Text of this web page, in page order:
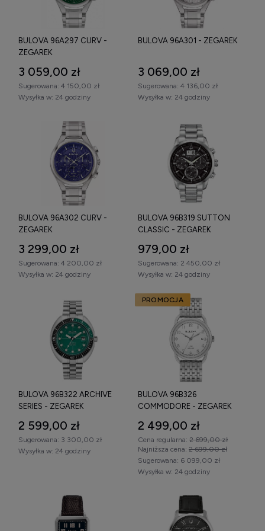
się z naszą pełną ofertą zegarków biżuteryjnych męskich.
Oferujemy fachowe doradztwo, szybką wysyłkę oraz
możliwość wygodnych zakupów online lub w naszym salonie
stacjonarnym.
BULOVA 96A297 CURV -
ZEGAREK
3 059,00 zł
Wysyłka w: 24 godziny
Sugerowana: 4 150,00 zł
BULOVA 96A301 - ZEGAREK
3 069,00 zł
Wysyłka w: 24 godziny
Sugerowana: 4 136,00 zł
BULOVA 96A302 CURV -
ZEGAREK
3 299,00 zł
Wysyłka w: 24 godziny
Sugerowana: 4 200,00 zł
BULOVA 96B319 SUTTON
CLASSIC - ZEGAREK
979,00 zł
Wysyłka w: 24 godziny
Sugerowana: 2 450,00 zł
BULOVA 96B322 ARCHIVE
SERIES - ZEGAREK
2 599,00 zł
Wysyłka w: 24 godziny
Sugerowana: 3 300,00 zł
BULOVA 96B326
COMMODORE - ZEGAREK
2 499,00 zł
Cena regularna: 2 699,00 zł
Najniższa cena: 2 699,00 zł
Wysyłka w: 24 godziny
Sugerowana: 6 099,00 zł
PROMOCJA